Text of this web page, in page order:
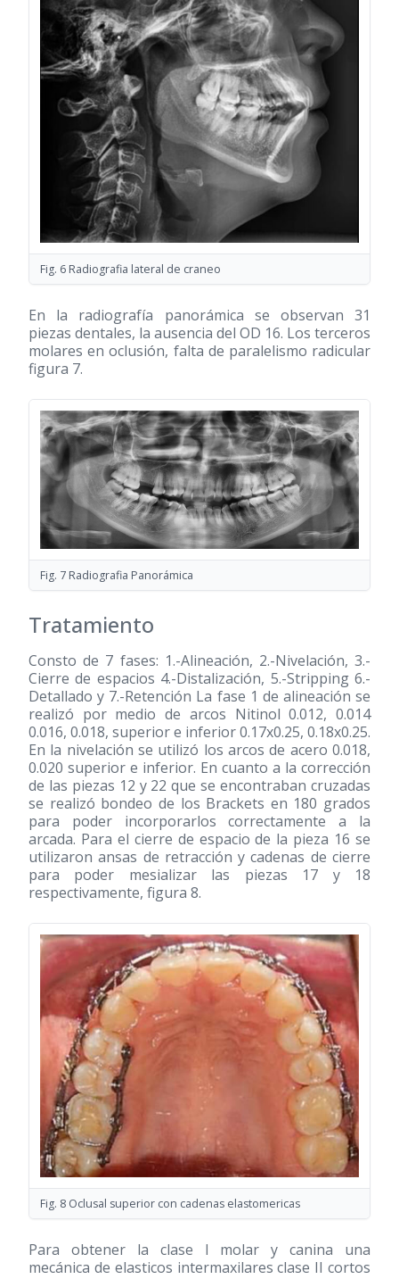
Fig. 6 Radiografia lateral de craneo
En la radiografía panorámica se observan 31
piezas dentales, la ausencia del OD 16. Los terceros
molares en oclusión, falta de paralelismo radicular
figura 7.
Fig. 7 Radiografia Panorámica
Tratamiento
Consto de 7 fases: 1.-Alineación, 2.-Nivelación, 3.-
Cierre de espacios 4.-Distalización, 5.-Stripping 6.-
Detallado y 7.-Retención La fase 1 de alineación se
realizó por medio de arcos Nitinol 0.012, 0.014
0.016, 0.018, superior e inferior 0.17x0.25, 0.18x0.25.
En la nivelación se utilizó los arcos de acero 0.018,
0.020 superior e inferior. En cuanto a la corrección
de las piezas 12 y 22 que se encontraban cruzadas
se realizó bondeo de los Brackets en 180 grados
para poder incorporarlos correctamente a la
arcada. Para el cierre de espacio de la pieza 16 se
utilizaron ansas de retracción y cadenas de cierre
para poder mesializar las piezas 17 y 18
respectivamente, figura 8.
Fig. 8 Oclusal superior con cadenas elastomericas
Para obtener la clase I molar y canina una
mecánica de elasticos intermaxilares clase II cortos